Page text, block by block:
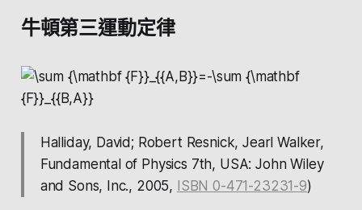
牛頓第三運動定律
Halliday, David; Robert Resnick, Jearl Walker,
Fundamental of Physics 7th, USA: John Wiley
and Sons, Inc., 2005, ISBN 0-471-23231-9)